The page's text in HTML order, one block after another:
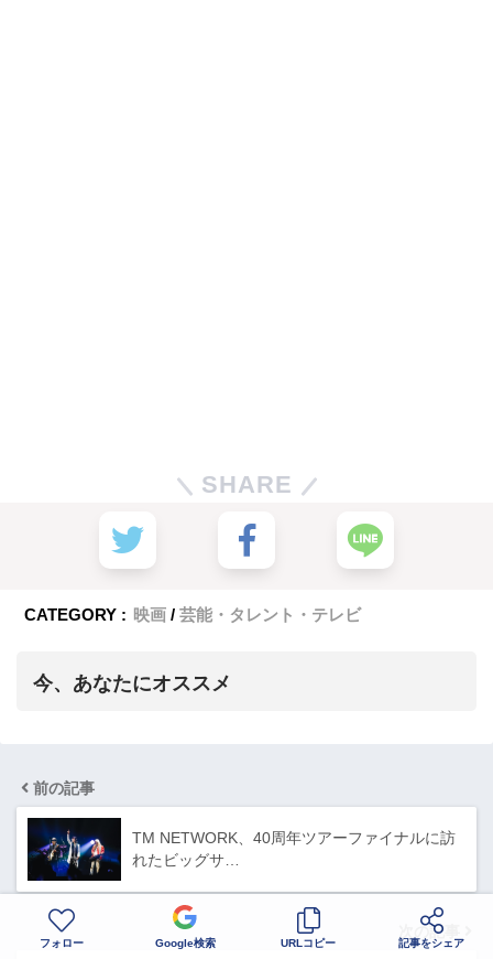
SHARE
CATEGORY : 映画 芸能・タレント・テレビ
今、あなたにオススメ
前の記事
TM NETWORK、40周年ツアーファイナルに訪
れたビッグサ…
次の記事
フォロー Google検索 URLコピー 記事をシェア